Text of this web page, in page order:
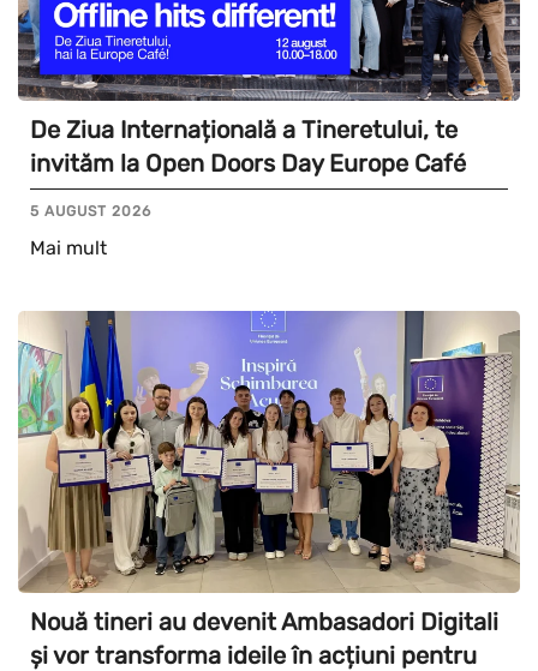
De Ziua Internațională a Tineretului, te
invităm la Open Doors Day Europe Café
5 AUGUST 2026
Mai mult
Nouă tineri au devenit Ambasadori Digitali
și vor transforma ideile în acțiuni pentru